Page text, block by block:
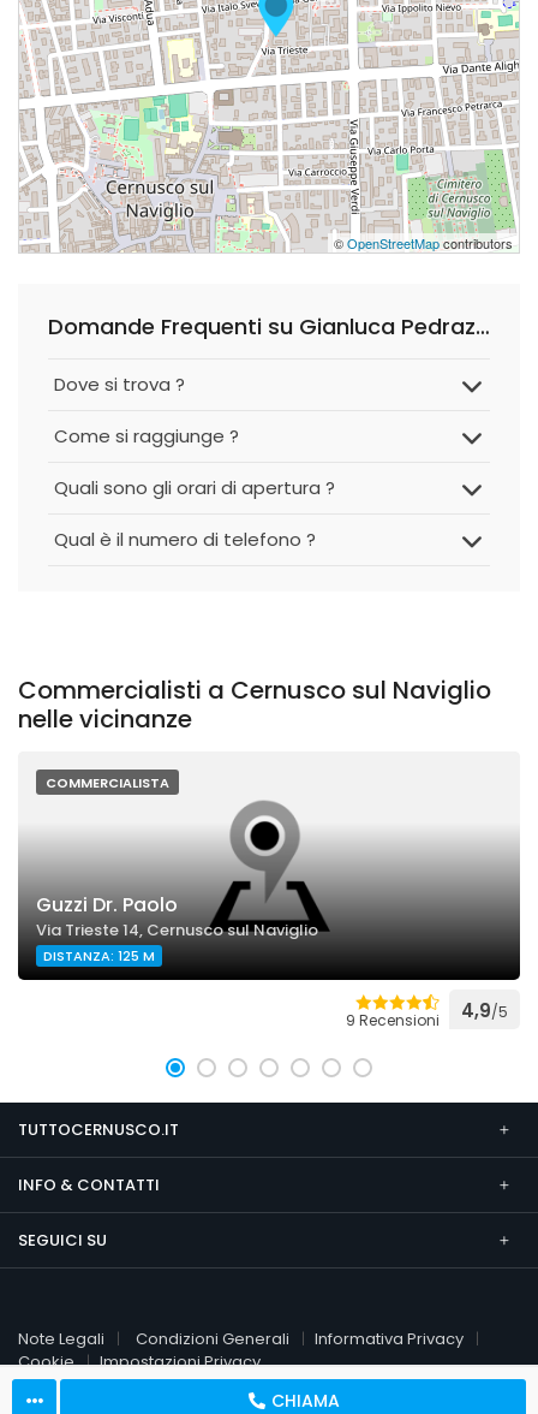
©OpenStreetMapcontributors
Domande Frequenti su Gianluca Pedrazzoni
Dove si trova ?
Come si raggiunge ?
Quali sono gli orari di apertura ?
Qual è il numero di telefono ?
CHIAMA
Commercialisti a Cernusco sul Naviglio
nelle vicinanze
COMMERCIALISTA
Guzzi Dr. Paolo
Via Trieste 14, Cernusco sul Naviglio
DISTANZA: 125 M
9 Recensioni 4,9/5
TUTTOCERNUSCO.IT
INFO & CONTATTI
SEGUICI SU
Note Legali Condizioni Generali
Informativa Privacy
Cookie
Impostazioni Privacy
© 2026 TuttoCernusco.it